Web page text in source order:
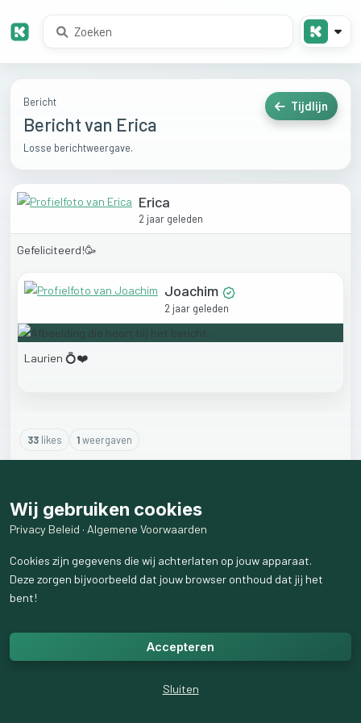
Bericht
Bericht van Erica
Losse berichtweergave.
Tijdlijn
Erica
2 jaar geleden
Gefeliciteerd!🥳
Joachim
2 jaar geleden
Laurien 💍❤️
33likes 1weergaven
Wij gebruiken cookies
Privacy Beleid · Algemene Voorwaarden
Cookies zijn gegevens die wij achterlaten op jouw apparaat.
Deze zorgen bijvoorbeeld dat jouw browser onthoud dat jij het
bent!
Accepteren
Sluiten